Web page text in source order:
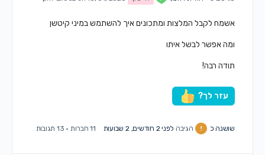
אשמח לקבל המלצות ומתכונים איך להשתמש במיני קיטשן
ומה אפשר לבשל איתו
תודה רבה!
עזר לך?
שושנה כ הגיבהלפני 2 חודשים, 2 שבועות 11 חברות · 13 תגובות